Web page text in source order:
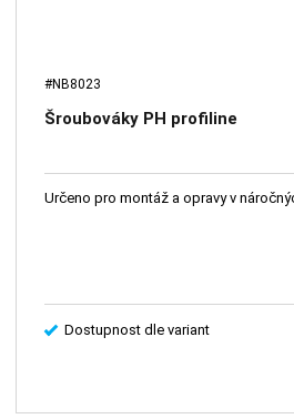
#NB8023
Šroubováky PH profiline
Určeno pro montáž a opravy v
Dostupnost dle variant